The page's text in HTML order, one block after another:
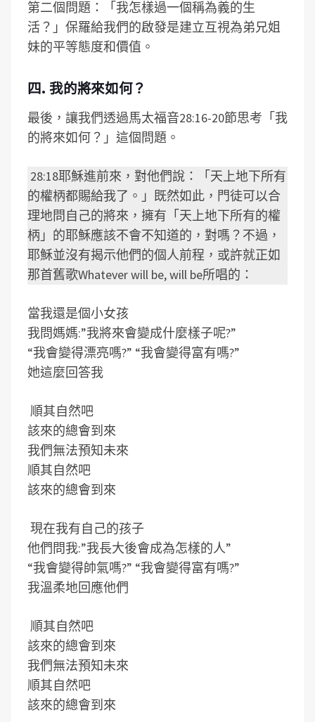
第二個問題：「我怎樣過一個稱為義的生
活？」保羅給我們的啟發是建立互視為弟兄姐
妹的平等態度和價值。
四. 我的將來如何？
最後，讓我們透過馬太福音28:16-20節思考「我
的將來如何？」這個問題。
28:18耶穌進前來，對他們說：「天上地下所有
的權柄都賜給我了。」既然如此，門徒可以合
理地問自己的將來，擁有「天上地下所有的權
柄」的耶穌應該不會不知道的，對嗎？不過，
耶穌並沒有揭示他們的個人前程，或許就正如
那首舊歌Whatever will be, will be所唱的：
當我還是個小女孩
我問媽媽:”我將來會變成什麼樣子呢?”
“我會變得漂亮嗎?” “我會變得富有嗎?”
她這麼回答我
順其自然吧
該來的總會到來
我們無法預知未來
順其自然吧
該來的總會到來
現在我有自己的孩子
他們問我:”我長大後會成為怎樣的人”
“我會變得帥氣嗎?” “我會變得富有嗎?”
我溫柔地回應他們
順其自然吧
該來的總會到來
我們無法預知未來
順其自然吧
該來的總會到來